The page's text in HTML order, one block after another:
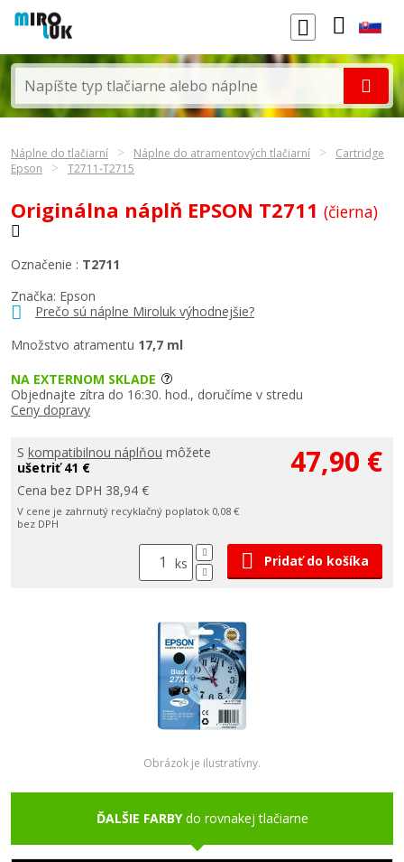
Náplne do tlačiarní Náplne do atramentových tlačiarní
Cartridge
Epson
T2711-T2715
Originálna náplň EPSON T2711 (čierna)
Značka: Epson
Prečo sú náplne Miroluk výhodnejšie?
Množstvo atramentu 17,7 ml
Označenie : T2711
NA EXTERNOM SKLADE
Objednajte zítra do 16:30. hod., doručíme v stredu
Ceny dopravy
S kompatibilnou náplňou môžete
ušetriť 41 €
Cena bez DPH 38,94 €
V cene je zahrnutý recyklačný poplatok 0,08 €
bez DPH
47,90 €
ks Pridať do košíka
Obrázok je ilustratívny.
ĎALŠIE FARBYdo rovnakej tlačiarne